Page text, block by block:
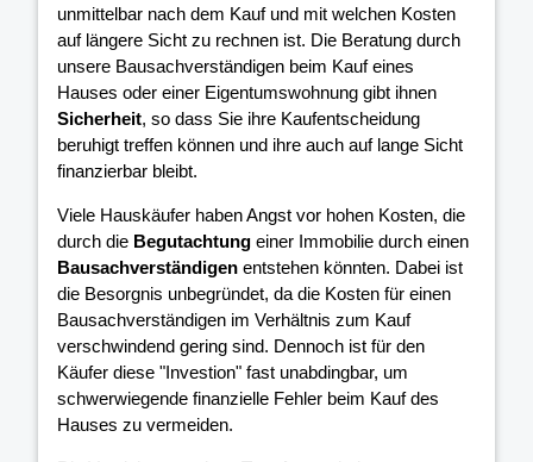
unmittelbar nach dem Kauf und mit welchen Kosten
auf längere Sicht zu rechnen ist. Die Beratung durch
unsere Bausachverständigen beim Kauf eines
Hauses oder einer Eigentumswohnung gibt ihnen
Sicherheit, so dass Sie ihre Kaufentscheidung
beruhigt treffen können und ihre auch auf lange Sicht
finanzierbar bleibt.
Viele Hauskäufer haben Angst vor hohen Kosten, die
durch die Begutachtung einer Immobilie durch einen
Bausachverständigen entstehen könnten. Dabei ist
die Besorgnis unbegründet, da die Kosten für einen
Bausachverständigen im Verhältnis zum Kauf
verschwindend gering sind. Dennoch ist für den
Käufer diese "Investion" fast unabdingbar, um
schwerwiegende finanzielle Fehler beim Kauf des
Hauses zu vermeiden.